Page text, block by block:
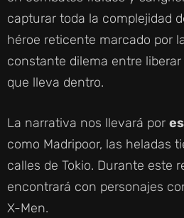
capturar toda la complejidad
héroe reticente marcado por
constante dilema entre
que lleva dentro.
La narrativa nos llevará por
como Madripoor, las heladas
calles de Tokio. Durante este
encontrará con personajes
X-Men.